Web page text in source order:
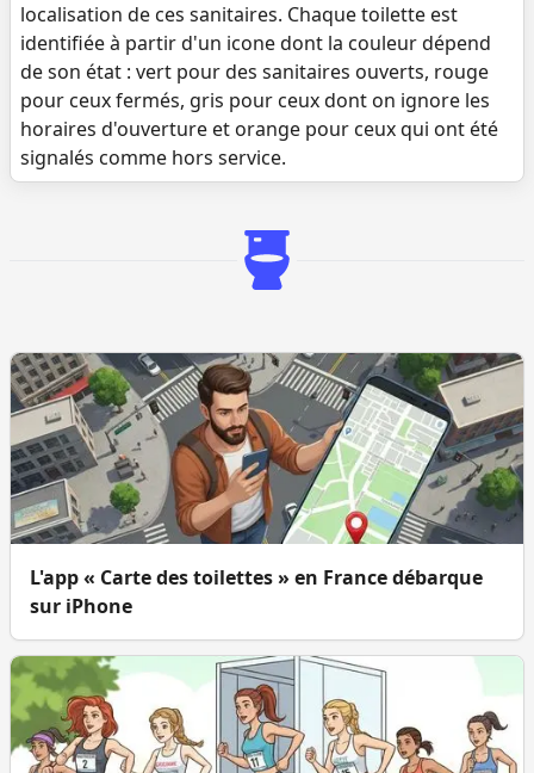
localisation de ces sanitaires. Chaque toilette est
identifiée à partir d'un icone dont la couleur dépend
de son état : vert pour des sanitaires ouverts, rouge
pour ceux fermés, gris pour ceux dont on ignore les
horaires d'ouverture et orange pour ceux qui ont été
signalés comme hors service.
L'app « Carte des toilettes » en France débarque
sur iPhone